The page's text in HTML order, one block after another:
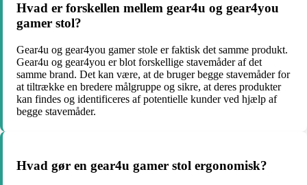
Hvad er forskellen mellem gear4u og gear4you
gamer stol?
Gear4u og gear4you gamer stole er faktisk det samme produkt.
Gear4u og gear4you er blot forskellige stavemåder af det
samme brand. Det kan være, at de bruger begge stavemåder for
at tiltrække en bredere målgruppe og sikre, at deres produkter
kan findes og identificeres af potentielle kunder ved hjælp af
begge stavemåder.
Hvad gør en gear4u gamer stol ergonomisk?